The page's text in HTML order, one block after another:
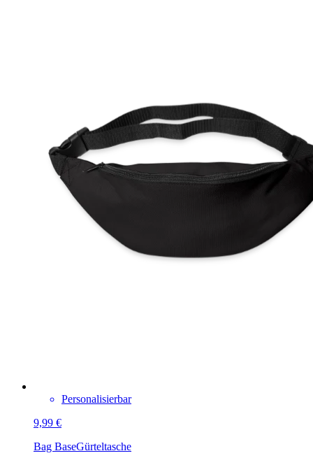
Personalisierbar
9,99 €
Bag BaseGürteltasche